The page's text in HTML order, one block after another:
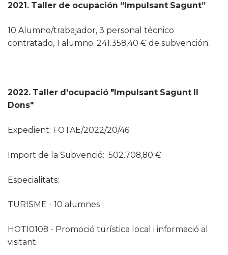
2021. Taller de ocupación “Impulsant Sagunt”
10 Alumno/trabajador, 3 personal técnico
contratado, 1 alumno. 241.358,40 € de subvención.
2022. Taller d'ocupació "Impulsant Sagunt II
Dons"
Expedient: FOTAE/2022/20/46
Import de la Subvenció: 502.708,80 €
Especialitats:
TURISME - 10 alumnes
HOTI0108 - Promoció turística local i informació al
visitant